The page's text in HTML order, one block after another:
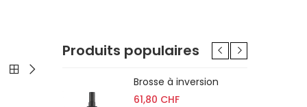
Produits populaires
Brosse à inversion
61,80 CHF